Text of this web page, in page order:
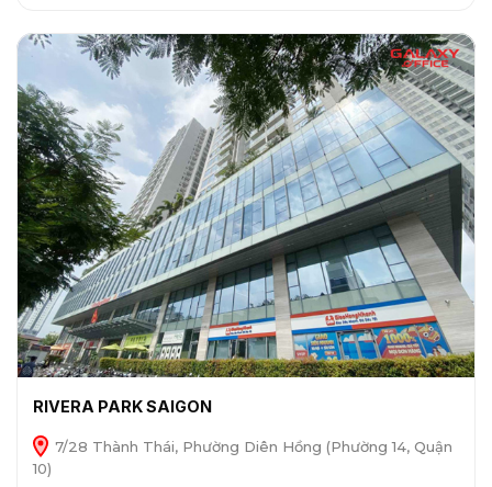
RIVERA PARK SAIGON
7/28 Thành Thái, Phường Diên Hồng (Phường 14, Quận
10)